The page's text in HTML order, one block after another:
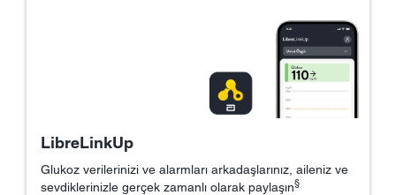
LibreLinkUp
Glukoz verilerinizi ve alarmları arkadaşlarınız, aileniz ve
sevdiklerinizle gerçek zamanlı olarak paylaşın§